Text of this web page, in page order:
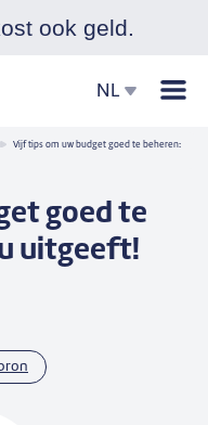
ook geld.
NL
Vijf tips om uw budget goed te beheren:
goed te
uitgeeft!